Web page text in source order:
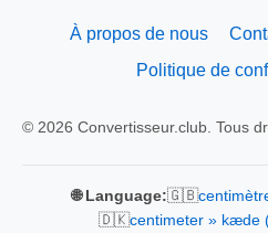
À propos de nous
Politique de
© 2026 Convertisseur.club. Tous
🌐 Language:🇬🇧
🇩🇰centimeter » kæde